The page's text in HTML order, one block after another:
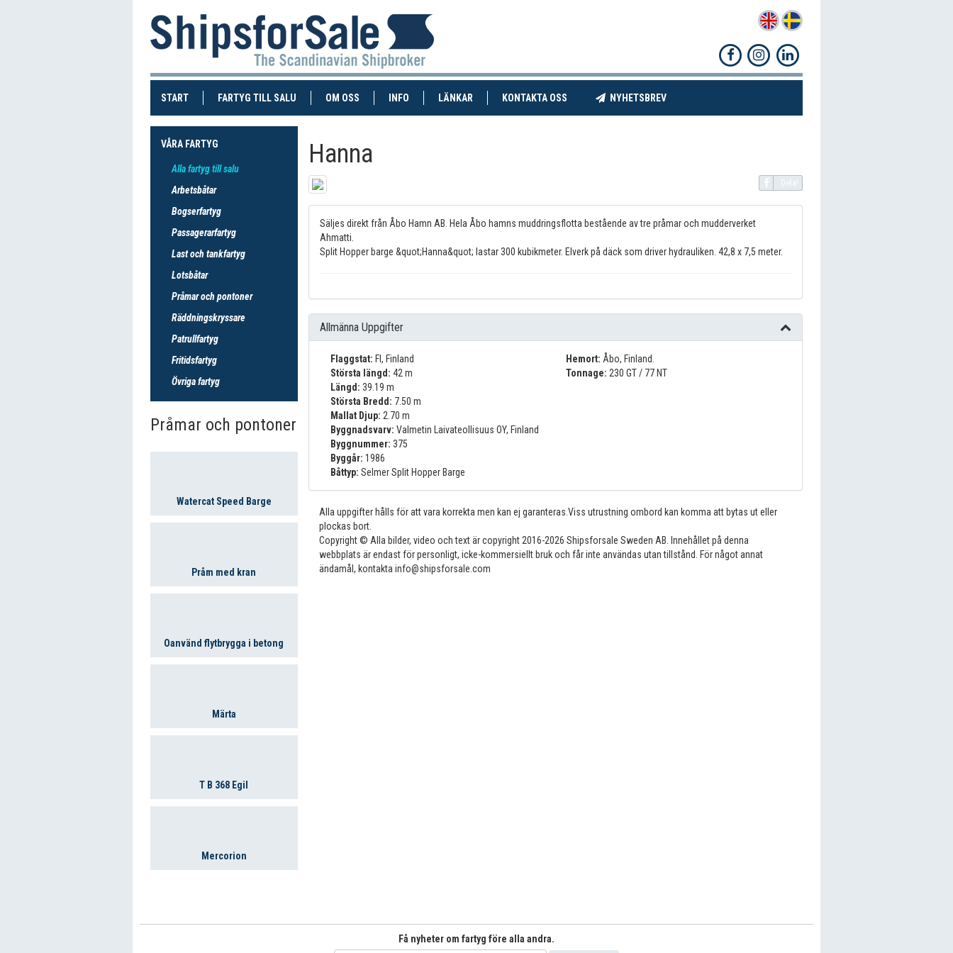
START(CURRENT)FARTYG TILL SALU (CURRENT)OM OSS INFO LÄNKAR KONTAKTA OSS (CURRENT)NYHETSBREV(CURRENT)
VÅRA FARTYG
Alla fartyg till salu
Arbetsbåtar
Bogserfartyg
Passagerarfartyg
Last och tankfartyg
Lotsbåtar
Pråmar och pontoner
Räddningskryssare
Patrullfartyg
Fritidsfartyg
Övriga fartyg
Pråmar och pontoner
Watercat Speed Barge
Pråm med kran
Oanvänd flytbrygga i betong
Märta
T B 368 Egil
Mercorion
Hanna
Dela!
Säljes direkt från Åbo Hamn AB. Hela Åbo hamns muddringsflotta bestående av tre pråmar och mudderverket
Ahmatti.
Split Hopper barge &quot;Hanna&quot; lastar 300 kubikmeter. Elverk på däck som driver hydrauliken. 42,8 x 7,5 meter.
Allmänna Uppgifter
Flaggstat: FI, Finland
Största längd: 42 m
Längd: 39.19 m
Största Bredd: 7.50 m
Mallat Djup: 2.70 m
Byggnadsvarv: Valmetin Laivateollisuus OY, Finland
Byggnummer: 375
Byggår: 1986
Båttyp: Selmer Split Hopper Barge
Hemort: Åbo, Finland.
Tonnage: 230 GT / 77 NT
Alla uppgifter hålls för att vara korrekta men kan ej garanteras.Viss utrustning ombord kan komma att bytas ut eller
plockas bort.
Copyright © Alla bilder, video och text är copyright 2016-2026 Shipsforsale Sweden AB. Innehållet på denna
webbplats är endast för personligt, icke-kommersiellt bruk och får inte användas utan tillstånd. För något annat
ändamål, kontakta info@shipsforsale.com
Få nyheter om fartyg före alla andra.